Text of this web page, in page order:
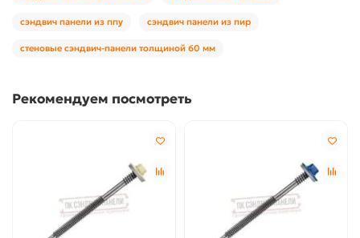
сэндвич панели из ппу сэндвич панели из пир
стеновые сэндвич-панели толщиной 60 мм
Рекомендуем посмотреть